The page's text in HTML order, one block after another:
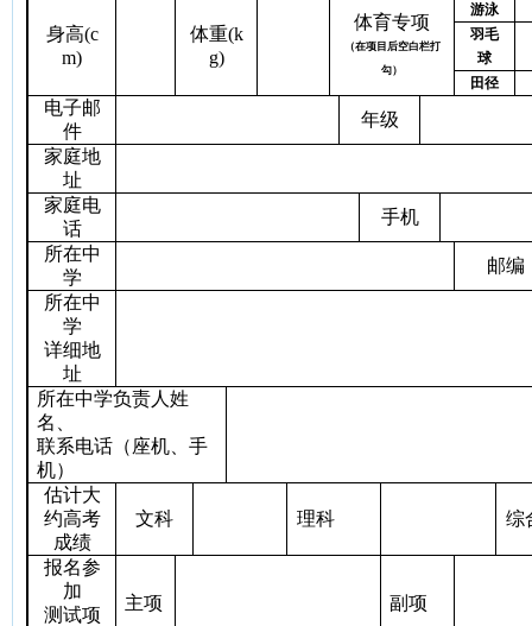
身高(c
m)
体重(k
g)
体育专项
（在项目后空白栏打
勾）
游泳
羽毛
球
田径
电子邮
件
年级
家庭地
址
家庭电
话
手机
所在中
学
邮编
所在中
学
详细地
址
所在中学负责人姓
名、
联系电话（座机、手
机）
估计大
约高考
成绩
文科 理科 综
报名参
加
测试项
主项 副项